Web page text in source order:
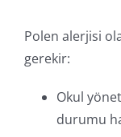
Polen alerjisi
gerekir:
Okul
durumu